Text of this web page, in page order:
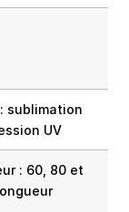
sublimation
UV
: 60, 80 et